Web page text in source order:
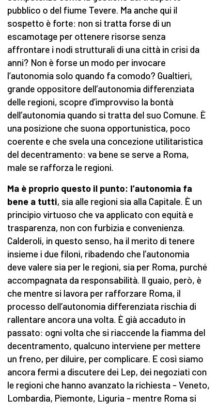
pubblico o del fiume Tevere. Ma anche qui il
sospetto è forte: non si tratta forse di un
escamotage per ottenere risorse senza
affrontare i nodi strutturali di una città in crisi da
anni? Non è forse un modo per invocare
l’autonomia solo quando fa comodo? Gualtieri,
grande oppositore dell’autonomia differenziata
delle regioni, scopre d’improvviso la bontà
dell’autonomia quando si tratta del suo Comune. È
una posizione che suona opportunistica, poco
coerente e che svela una concezione utilitaristica
del decentramento: va bene se serve a Roma,
male se rafforza le regioni.
Ma è proprio questo il punto: l’autonomia fa
bene a tutti, sia alle regioni sia alla Capitale. È un
principio virtuoso che va applicato con equità e
trasparenza, non con furbizia e convenienza.
Calderoli, in questo senso, ha il merito di tenere
insieme i due filoni, ribadendo che l’autonomia
deve valere sia per le regioni, sia per Roma, purché
accompagnata da responsabilità. Il guaio, però, è
che mentre si lavora per rafforzare Roma, il
processo dell’autonomia differenziata rischia di
rallentare ancora una volta. È già accaduto in
passato: ogni volta che si riaccende la fiamma del
decentramento, qualcuno interviene per mettere
un freno, per diluire, per complicare. E così siamo
ancora fermi a discutere dei Lep, dei negoziati con
le regioni che hanno avanzato la richiesta – Veneto,
Lombardia, Piemonte, Liguria – mentre Roma si